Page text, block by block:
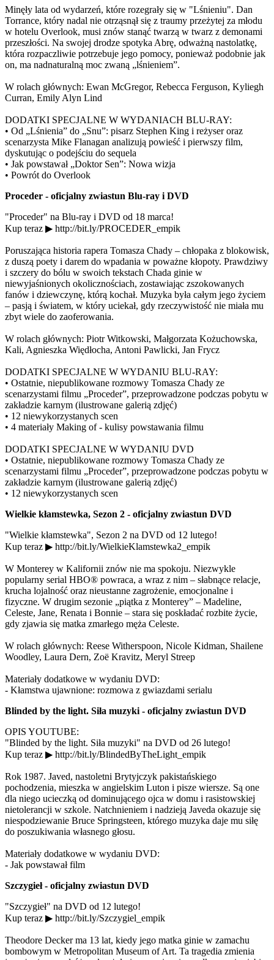
Minęły lata od wydarzeń, które rozegrały się w "Lśnieniu". Dan
Torrance, który nadal nie otrząsnął się z traumy przeżytej za młodu
w hotelu Overlook, musi znów stanąć twarzą w twarz z demonami
przeszłości. Na swojej drodze spotyka Abrę, odważną nastolatkę,
która rozpaczliwie potrzebuje jego pomocy, ponieważ podobnie jak
on, ma nadnaturalną moc zwaną „lśnieniem”.
W rolach głównych: Ewan McGregor, Rebecca Ferguson, Kyliegh
Curran, Emily Alyn Lind
DODATKI SPECJALNE W WYDANIACH BLU-RAY:
• Od „Lśnienia” do „Snu”: pisarz Stephen King i reżyser oraz
scenarzysta Mike Flanagan analizują powieść i pierwszy film,
dyskutując o podejściu do sequela
• Jak powstawał „Doktor Sen”: Nowa wizja
• Powrót do Overlook
Proceder - oficjalny zwiastun Blu-ray i DVD
"Proceder" na Blu-ray i DVD od 18 marca!
Kup teraz ▶ http://bit.ly/PROCEDER_empik
Poruszająca historia rapera Tomasza Chady – chłopaka z blokowisk,
z duszą poety i darem do wpadania w poważne kłopoty. Prawdziwy
i szczery do bólu w swoich tekstach Chada ginie w
niewyjaśnionych okolicznościach, zostawiając zszokowanych
fanów i dziewczynę, którą kochał. Muzyka była całym jego życiem
– pasją i światem, w który uciekał, gdy rzeczywistość nie miała mu
zbyt wiele do zaoferowania.
W rolach głównych: Piotr Witkowski, Małgorzata Kożuchowska,
Kali, Agnieszka Więdłocha, Antoni Pawlicki, Jan Frycz
DODATKI SPECJALNE W WYDANIU BLU-RAY:
• Ostatnie, niepublikowane rozmowy Tomasza Chady ze
scenarzystami filmu „Proceder”, przeprowadzone podczas pobytu w
zakładzie karnym (ilustrowane galerią zdjęć)
• 12 niewykorzystanych scen
• 4 materiały Making of - kulisy powstawania filmu
DODATKI SPECJALNE W WYDANIU DVD
• Ostatnie, niepublikowane rozmowy Tomasza Chady ze
scenarzystami filmu „Proceder”, przeprowadzone podczas pobytu w
zakładzie karnym (ilustrowane galerią zdjęć)
• 12 niewykorzystanych scen
Wielkie kłamstewka, Sezon 2 - oficjalny zwiastun DVD
"Wielkie kłamstewka", Sezon 2 na DVD od 12 lutego!
Kup teraz ▶ http://bit.ly/WielkieKlamstewka2_empik
W Monterey w Kalifornii znów nie ma spokoju. Niezwykle
popularny serial HBO® powraca, a wraz z nim – słabnące relacje,
krucha lojalność oraz nieustanne zagrożenie, emocjonalne i
fizyczne. W drugim sezonie „piątka z Monterey” – Madeline,
Celeste, Jane, Renata i Bonnie – stara się poskładać rozbite życie,
gdy zjawia się matka zmarłego męża Celeste.
W rolach głównych: Reese Witherspoon, Nicole Kidman, Shailene
Woodley, Laura Dern, Zoë Kravitz, Meryl Streep
Materiały dodatkowe w wydaniu DVD:
- Kłamstwa ujawnione: rozmowa z gwiazdami serialu
Blinded by the light. Siła muzyki - oficjalny zwiastun DVD
OPIS YOUTUBE:
"Blinded by the light. Siła muzyki" na DVD od 26 lutego!
Kup teraz ▶ http://bit.ly/BlindedByTheLight_empik
Rok 1987. Javed, nastoletni Brytyjczyk pakistańskiego
pochodzenia, mieszka w angielskim Luton i pisze wiersze. Są one
dla niego ucieczką od dominującego ojca w domu i rasistowskiej
nietolerancji w szkole. Natchnieniem i nadzieją Javeda okazuje się
niespodziewanie Bruce Springsteen, którego muzyka daje mu siłę
do poszukiwania własnego głosu.
Materiały dodatkowe w wydaniu DVD:
- Jak powstawał film
Szczygieł - oficjalny zwiastun DVD
"Szczygieł" na DVD od 12 lutego!
Kup teraz ▶ http://bit.ly/Szczygiel_empik
Theodore Decker ma 13 lat, kiedy jego matka ginie w zamachu
bombowym w Metropolitan Museum of Art. Ta tragedia zmienia